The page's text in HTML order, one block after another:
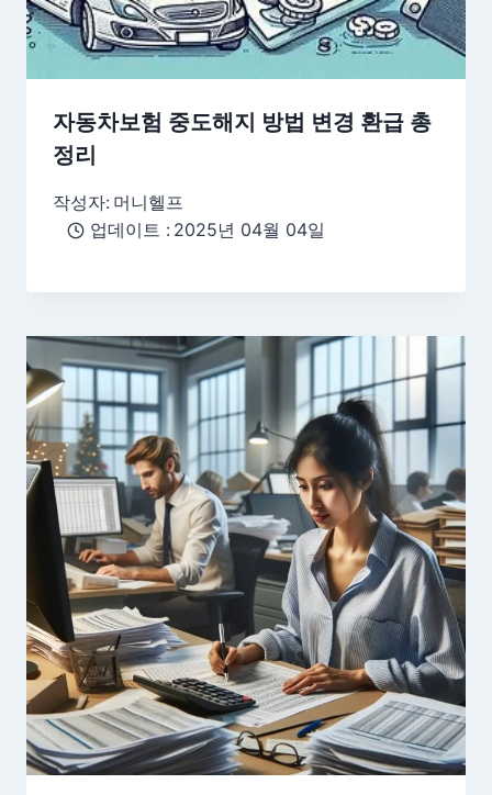
자동차보험 중도해지 방법 변경 환급 총
정리
작성자: 머니헬프
업데이트 : 2025년 04월 04일